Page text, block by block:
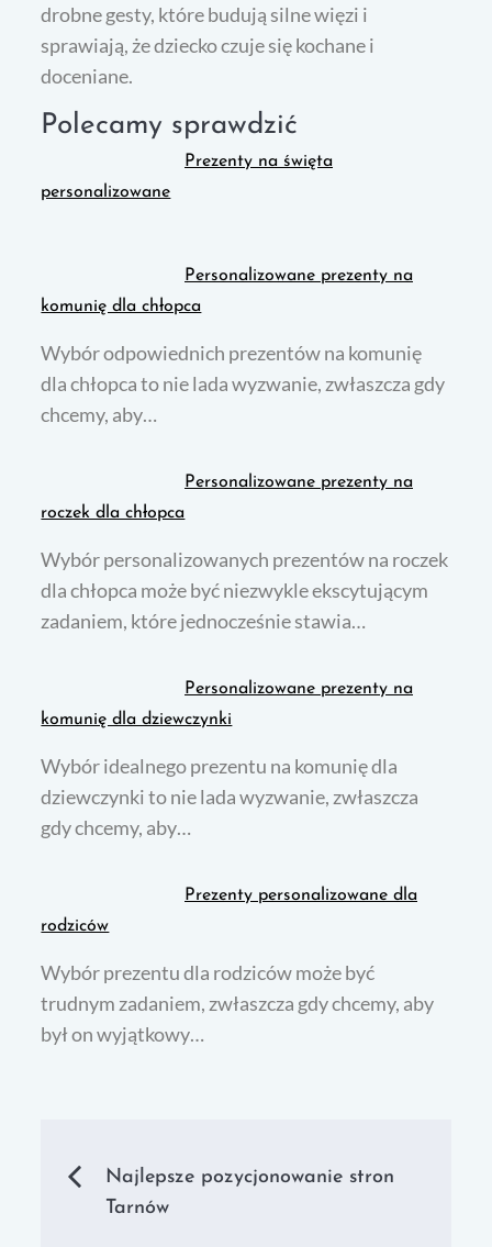
drobne gesty, które budują silne więzi i
sprawiają, że dziecko czuje się kochane i
doceniane.
Polecamy sprawdzić
Prezenty na święta
personalizowane
Personalizowane prezenty na
komunię dla chłopca
Wybór odpowiednich prezentów na komunię
dla chłopca to nie lada wyzwanie, zwłaszcza gdy
chcemy, aby…
Personalizowane prezenty na
roczek dla chłopca
Wybór personalizowanych prezentów na roczek
dla chłopca może być niezwykle ekscytującym
zadaniem, które jednocześnie stawia…
Personalizowane prezenty na
komunię dla dziewczynki
Wybór idealnego prezentu na komunię dla
dziewczynki to nie lada wyzwanie, zwłaszcza
gdy chcemy, aby…
Prezenty personalizowane dla
rodziców
Wybór prezentu dla rodziców może być
trudnym zadaniem, zwłaszcza gdy chcemy, aby
był on wyjątkowy…
Nawigacja
Najlepsze pozycjonowanie stron
Tarnów